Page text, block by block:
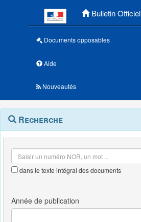
Bulletin Officiel
Documents opposables
Aide
Nouveautés
Navigation
outils
Menu
contextuel
Recherche
dans le texte intégral des documents